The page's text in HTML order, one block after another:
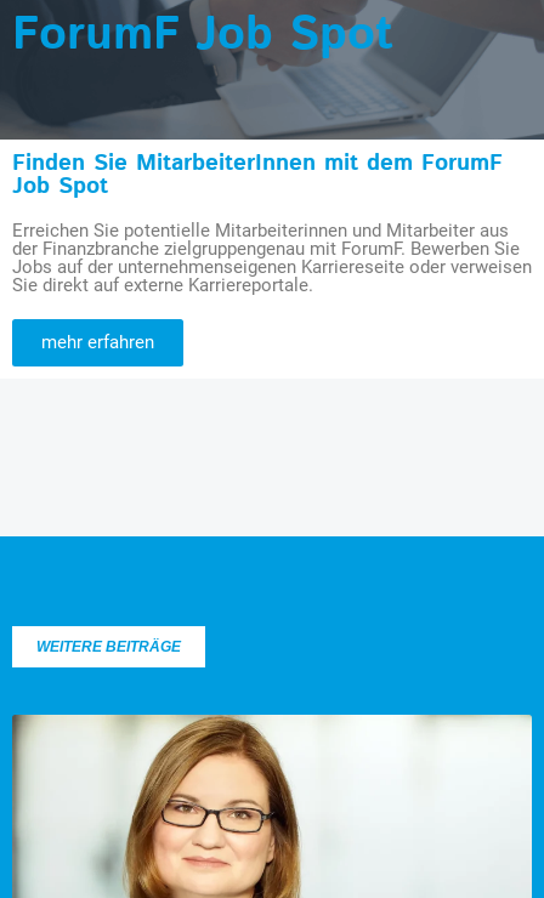
ForumF Job Spot
Finden Sie MitarbeiterInnen mit dem ForumF
Job Spot
Erreichen Sie potentielle Mitarbeiterinnen und Mitarbeiter aus
der Finanzbranche zielgruppengenau mit ForumF. Bewerben Sie
Jobs auf der unternehmenseigenen Karriereseite oder verweisen
Sie direkt auf externe Karriereportale.
mehr erfahren
WEITERE BEITRÄGE